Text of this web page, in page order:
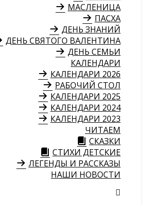
МАСЛЕНИЦА
ПАСХА
ДЕНЬ ЗНАНИЙ
ДЕНЬ СВЯТОГО ВАЛЕНТИНА
ДЕНЬ СЕМЬИ
КАЛЕНДАРИ
КАЛЕНДАРИ 2026
РАБОЧИЙ СТОЛ
КАЛЕНДАРИ 2025
КАЛЕНДАРИ 2024
КАЛЕНДАРИ 2023
ЧИТАЕМ
СКАЗКИ
СТИХИ ДЕТСКИЕ
ЛЕГЕНДЫ И РАССКАЗЫ
НАШИ НОВОСТИ